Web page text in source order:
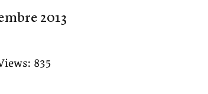
2013
835